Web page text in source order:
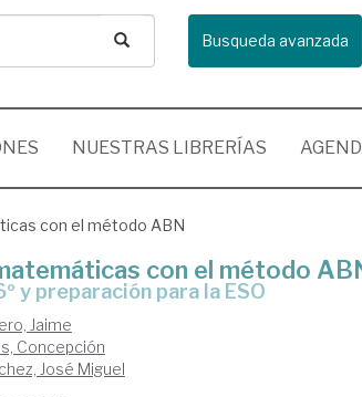
Busqueda avanzada
NUESTRAS LIBRERÍAS
con el método ABN
con el método
6º y preparación para la ESO
Jaime
Concepción
José Miguel